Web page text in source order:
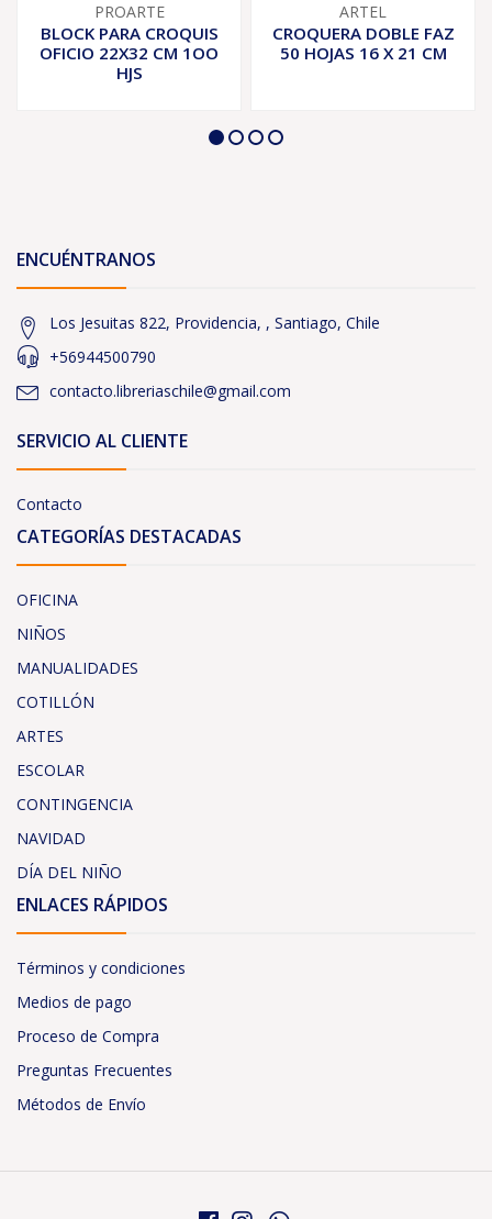
PROARTE
BLOCK PARA CROQUIS
OFICIO 22X32 CM 1OO
HJS
ARTEL
CROQUERA DOBLE FAZ
50 HOJAS 16 X 21 CM
ENCUÉNTRANOS
Los Jesuitas 822, Providencia, , Santiago, Chile
+56944500790
contacto.libreriaschile@gmail.com
SERVICIO AL CLIENTE
Contacto
CATEGORÍAS DESTACADAS
OFICINA
NIÑOS
MANUALIDADES
COTILLÓN
ARTES
ESCOLAR
CONTINGENCIA
NAVIDAD
DÍA DEL NIÑO
ENLACES RÁPIDOS
Términos y condiciones
Medios de pago
Proceso de Compra
Preguntas Frecuentes
Métodos de Envío